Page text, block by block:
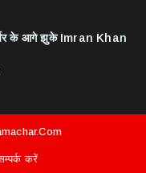
के आगे झुके Imran Khan
करें